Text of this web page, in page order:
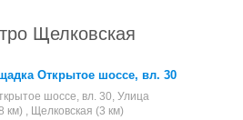
Щелковская
Открытое шоссе, вл. 30
шоссе, вл. 30, Улица
км) , Щелковская (3 км)